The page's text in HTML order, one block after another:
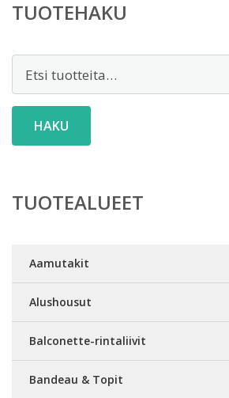
TUOTEHAKU
HAKU
TUOTEALUEET
Aamutakit
Alushousut
Balconette-rintaliivit
Bandeau & Topit